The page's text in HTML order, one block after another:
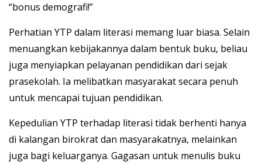
“bonus demografi!”
Perhatian YTP dalam literasi memang luar biasa. Selain
menuangkan kebijakannya dalam bentuk buku, beliau
juga menyiapkan pelayanan pendidikan dari sejak
prasekolah. Ia melibatkan masyarakat secara penuh
untuk mencapai tujuan pendidikan.
Kepedulian YTP terhadap literasi tidak berhenti hanya
di kalangan birokrat dan masyarakatnya, melainkan
juga bagi keluarganya. Gagasan untuk menulis buku